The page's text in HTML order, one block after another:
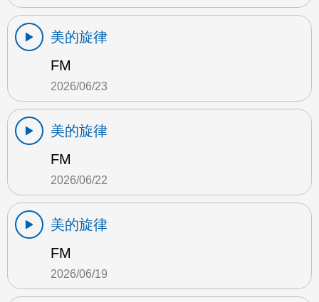
美的旋律
FM
2026/06/23
美的旋律
FM
2026/06/22
美的旋律
FM
2026/06/19